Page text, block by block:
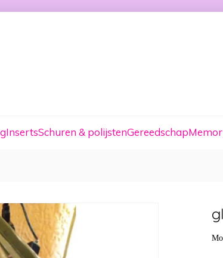
InsertsSchuren & polijstenGereedschap